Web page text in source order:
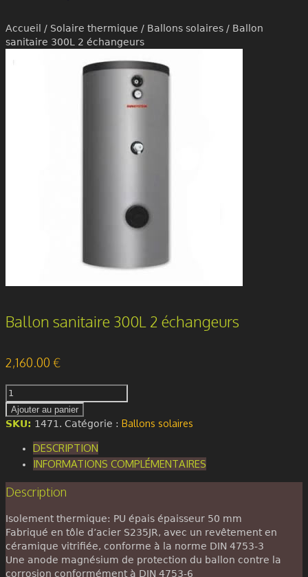
Accueil / Solaire thermique / Ballons solaires / Ballon
sanitaire 300L 2 échangeurs
Ballon sanitaire 300L 2 échangeurs
2,160.00 €
quantité
de
Ballon
300L
échangeurs
Ajouter au panier
SKU: 1471 . Catégorie : Ballons solaires
DESCRIPTION
INFORMATIONS COMPLÉMENTAIRES
Description
Isolement thermique: PU épais épaisseur 50 mm
Fabriqué en tôle d’acier S235JR, avec un revêtement en
céramique vitrifiée, conforme à la norme DIN 4753-3
Une anode magnésium de protection du ballon contre la
corrosion conformément à DIN 4753-6